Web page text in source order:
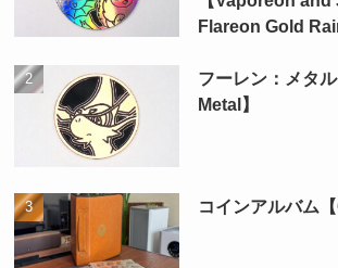
Flareon Gold
フーレン：メタ
Metal】
コインアルバム